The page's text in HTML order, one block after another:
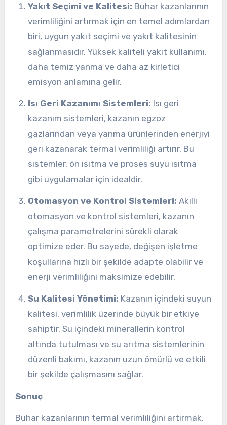
Yakıt Seçimi ve Kalitesi: Buhar kazanlarının
verimliliğini artırmak için en temel adımlardan
biri, uygun yakıt seçimi ve yakıt kalitesinin
sağlanmasıdır. Yüksek kaliteli yakıt kullanımı,
daha temiz yanma ve daha az kirletici
emisyon anlamına gelir.
Isı Geri Kazanımı Sistemleri: Isı geri
kazanım sistemleri, kazanın egzoz
gazlarından veya yanma ürünlerinden enerjiyi
geri kazanarak termal verimliliği artırır. Bu
sistemler, ön ısıtma ve proses suyu ısıtma
gibi uygulamalar için idealdir.
Otomasyon ve Kontrol Sistemleri: Akıllı
otomasyon ve kontrol sistemleri, kazanın
çalışma parametrelerini sürekli olarak
optimize eder. Bu sayede, değişen işletme
koşullarına hızlı bir şekilde adapte olabilir ve
enerji verimliliğini maksimize edebilir.
Su Kalitesi Yönetimi: Kazanın içindeki suyun
kalitesi, verimlilik üzerinde büyük bir etkiye
sahiptir. Su içindeki minerallerin kontrol
altında tutulması ve su arıtma sistemlerinin
düzenli bakımı, kazanın uzun ömürlü ve etkili
bir şekilde çalışmasını sağlar.
Sonuç
Buhar kazanlarının termal verimliliğini artırmak,